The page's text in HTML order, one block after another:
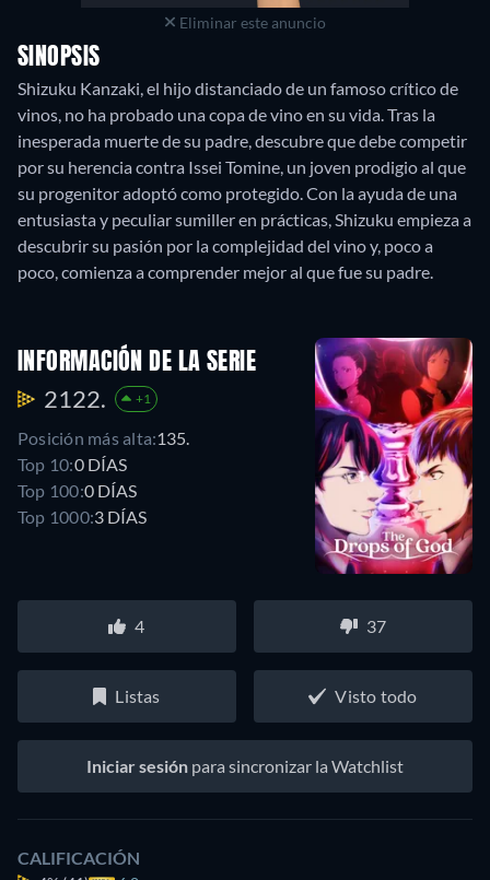
Eliminar este anuncio
SINOPSIS
Shizuku Kanzaki, el hijo distanciado de un famoso crítico de
vinos, no ha probado una copa de vino en su vida. Tras la
inesperada muerte de su padre, descubre que debe competir
por su herencia contra Issei Tomine, un joven prodigio al que
su progenitor adoptó como protegido. Con la ayuda de una
entusiasta y peculiar sumiller en prácticas, Shizuku empieza a
descubrir su pasión por la complejidad del vino y, poco a
poco, comienza a comprender mejor al que fue su padre.
INFORMACIÓN DE LA SERIE
2122. +1
Posición más alta:135.
Top 10:0 DÍAS
Top 100:0 DÍAS
Top 1000:3 DÍAS
4 37
Listas Visto todo
Iniciar sesión para sincronizar la Watchlist
CALIFICACIÓN